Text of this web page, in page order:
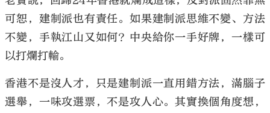
可恕，建制派也有責任。如果建制派思維不變、方法
不變，手執江山又如何？中央給你一手好牌，一樣可
以打爛打輸。
香港不是沒人才，只是建制派一直用錯方法，滿腦子
選舉，一味攻選票，不是攻人心。其實換個角度想，